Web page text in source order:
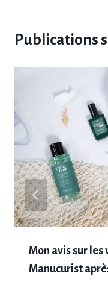
Publications
Mon avis sur
Manucurist